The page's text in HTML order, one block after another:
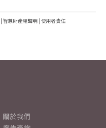
| 智慧財產權聲明 | 使用者責任
關於我們